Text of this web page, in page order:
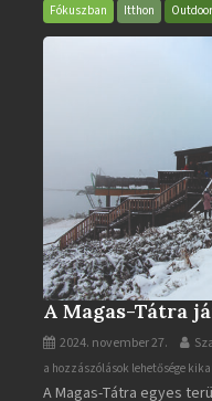
Fókuszban Itthon Outdoor
A Magas-Tátra
2024. november 27.
A
Magas-
a hozzászólások lehetősége
A Magas-Tátra egyes